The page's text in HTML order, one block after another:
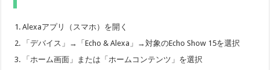
Alexaアプリ（スマホ）を開く
「デバイス」→「Echo & Alexa」→対象のEcho Show 15を選択
「ホーム画面」または「ホームコンテンツ」を選択